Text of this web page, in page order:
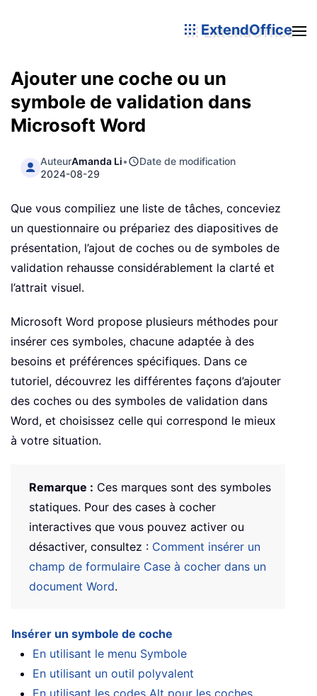
ExtendOffice
Ajouter une coche ou un
symbole de validation dans
Microsoft Word
AuteurAmanda Li•
Date de modification
2024-08-29
Que vous compiliez une liste de tâches, conceviez
un questionnaire ou prépariez des diapositives de
présentation, l’ajout de coches ou de symboles de
validation rehausse considérablement la clarté et
l’attrait visuel.
Microsoft Word propose plusieurs méthodes pour
insérer ces symboles, chacune adaptée à des
besoins et préférences spécifiques. Dans ce
tutoriel, découvrez les différentes façons d’ajouter
des coches ou des symboles de validation dans
Word, et choisissez celle qui correspond le mieux
à votre situation.
Remarque : Ces marques sont des symboles
statiques. Pour des cases à cocher
interactives que vous pouvez activer ou
désactiver, consultez : Comment insérer un
champ de formulaire Case à cocher dans un
document Word.
Insérer un symbole de coche
En utilisant le menu Symbole
En utilisant un outil polyvalent